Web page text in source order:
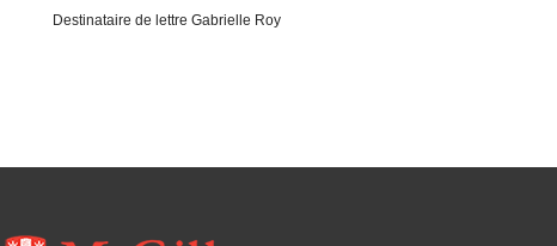
Destinataire de lettre Gabrielle Roy